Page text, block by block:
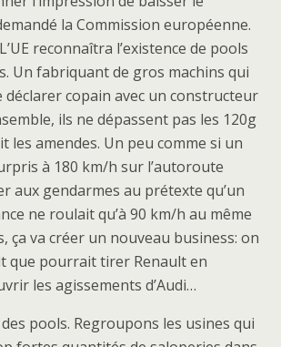
la Commission européenne.
reconnaîtra l’existence de pools
Un fabriquant de gros machins qui
copain avec un constructeur
ils ne dépassent pas les 120g
les amendes. Un peu comme si un
à 180 km/h sur l’autoroute
aux gendarmes au prétexte qu’un
ne roulait qu’à 90 km/h au même
ça va créer un nouveau business: on
que pourrait tirer Renault en
les agissements d’Audi…
pools. Regroupons les usines qui